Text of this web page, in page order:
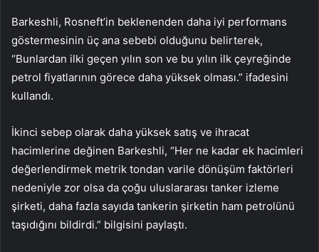
Barkeshli, Rosneft’in beklenenden daha iyi performans
göstermesinin üç ana sebebi olduğunu belirterek,
“Bunlardan ilki geçen yılın son ve bu yılın ilk çeyreğinde
petrol fiyatlarının görece daha yüksek olması.” ifadesini
kullandı.
İkinci sebep olarak daha yüksek satış ve ihracat
hacimlerine değinen Barkeshli, “Her ne kadar ek hacimleri
değerlendirmek metrik tondan varile dönüşüm faktörleri
nedeniyle zor olsa da çoğu uluslararası tanker izleme
şirketi, daha fazla sayıda tankerin şirketin ham petrolünü
taşıdığını bildirdi.” bilgisini paylaştı.